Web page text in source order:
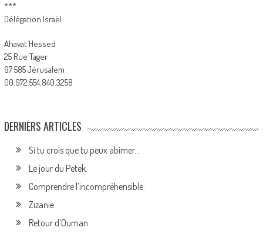
***
Délégation Israël
Ahavat Hessed
25 Rue Tager
97 585 Jérusalem
00.972.554.840.3258
DERNIERS ARTICLES
Si tu crois que tu peux abimer…
Le jour du Petek.
Comprendre l’incompréhensible.
Zizanie.
Retour d’Ouman.